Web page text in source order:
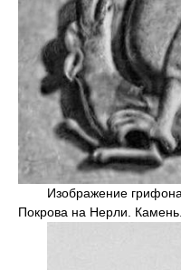
Изображение грифона,
Покрова на Нерли.